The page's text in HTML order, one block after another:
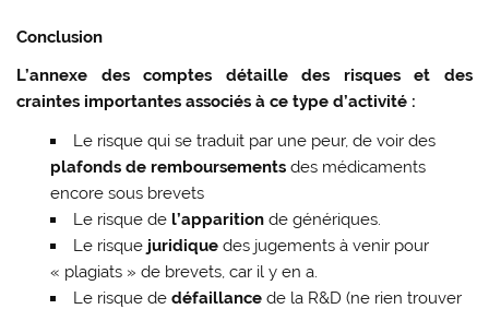
Conclusion
L’annexe des comptes détaille des risques et des
craintes importantes associés à ce type d’activité :
Le risque qui se traduit par une peur, de voir des
plafonds de remboursementsdes médicaments
encore sous brevets
Le risque de l’apparitionde génériques.
Le risque juridiquedes jugements à venir pour
« plagiats » de brevets, car il y en a.
Le risque de défaillancede la R&D (ne rien trouver